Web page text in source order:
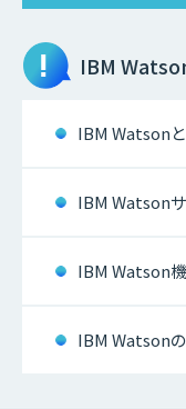
IBM
IBM Watson
IBM Watson
IBM Watson
IBM Watson